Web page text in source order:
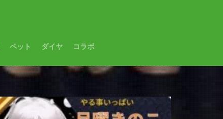
ペット ダイヤ コラボ